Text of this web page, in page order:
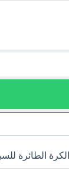
للسيدات 3 أمتار